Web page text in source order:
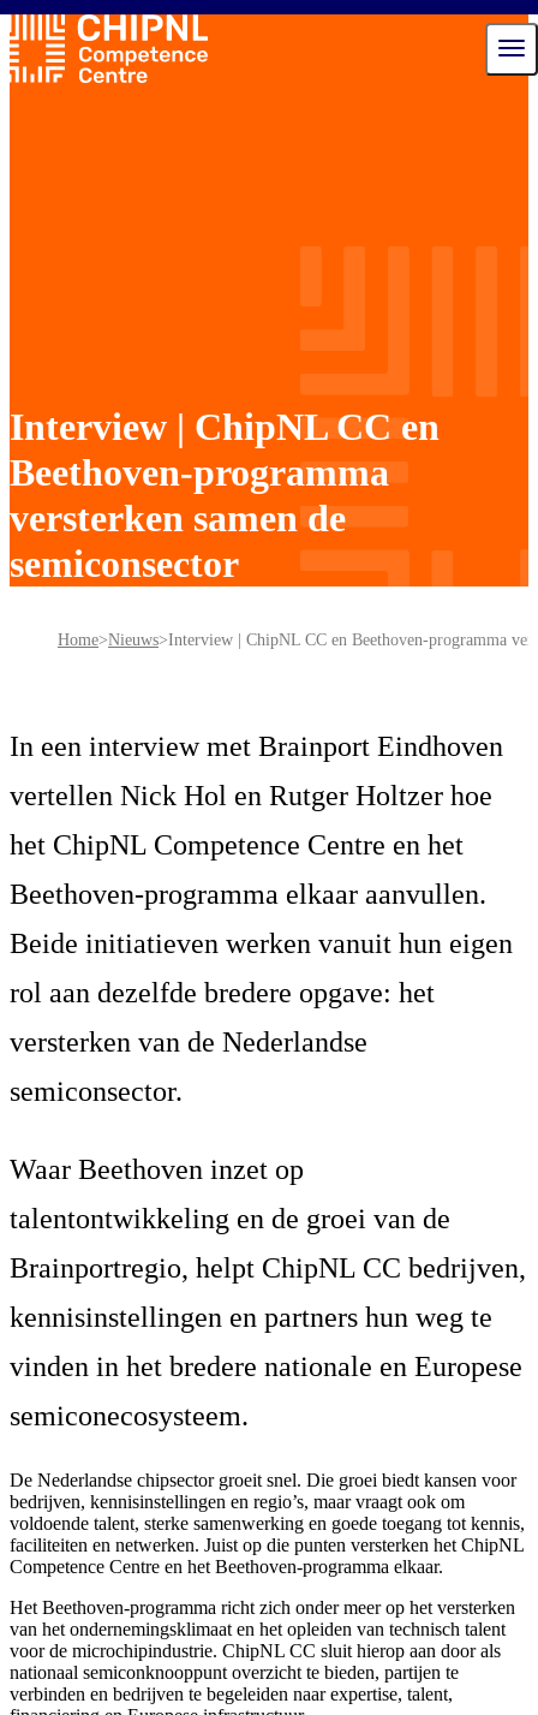
Interview | ChipNL CC en
Beethoven-programma
versterken samen de
semiconsector
Home Nieuws
In een interview met Brainport Eindhoven
vertellen Nick Hol en Rutger Holtzer hoe
het ChipNL Competence Centre en het
Beethoven-programma elkaar aanvullen.
Beide initiatieven werken vanuit hun eigen
rol aan dezelfde bredere opgave: het
versterken van de Nederlandse
semiconsector.
Waar Beethoven inzet op
talentontwikkeling en de groei van de
Brainportregio, helpt ChipNL CC bedrijven,
kennisinstellingen en partners hun weg te
vinden in het bredere nationale en Europese
semiconecosysteem.
De Nederlandse chipsector groeit snel. Die groei biedt kansen voor
bedrijven, kennisinstellingen en regio’s, maar vraagt ook om
voldoende talent, sterke samenwerking en goede toegang tot kennis,
faciliteiten en netwerken. Juist op die punten versterken het ChipNL
Competence Centre en het Beethoven-programma elkaar.
Het Beethoven-programma richt zich onder meer op het versterken
van het ondernemingsklimaat en het opleiden van technisch talent
voor de microchipindustrie. ChipNL CC sluit hierop aan door als
nationaal semiconknooppunt overzicht te bieden, partijen te
verbinden en bedrijven te begeleiden naar expertise, talent,